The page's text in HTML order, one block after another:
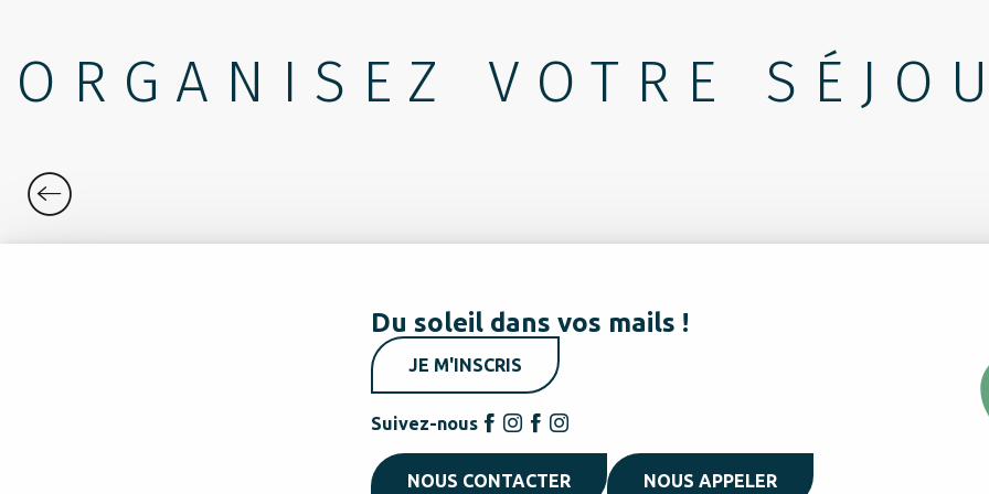
ORGANISEZ VOTRE
Du soleil dans vos mails !
JE M'INSCRIS
Suivez-nous
NOUS CONTACTER NOUS APPELER